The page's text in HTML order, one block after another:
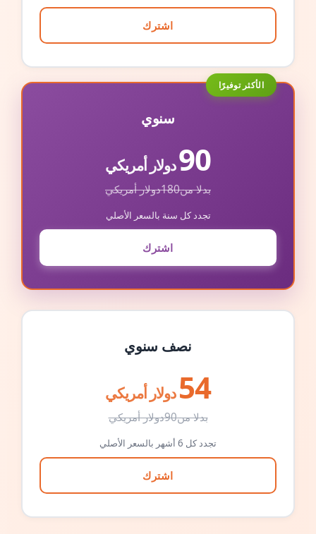
اشترك
الأكثر توفيرًا
سنوي
90دولار أمريكي
بدلا من180دولار أمريكي
تجدد كل سنة بالسعر الأصلي
اشترك
نصف سنوي
54 دولار أمريكي
بدلا من90دولار أمريكي
تجدد كل 6 أشهر بالسعر الأصلي
اشترك